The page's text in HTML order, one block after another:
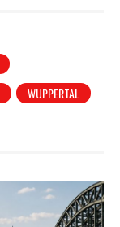
WUPPERTAL